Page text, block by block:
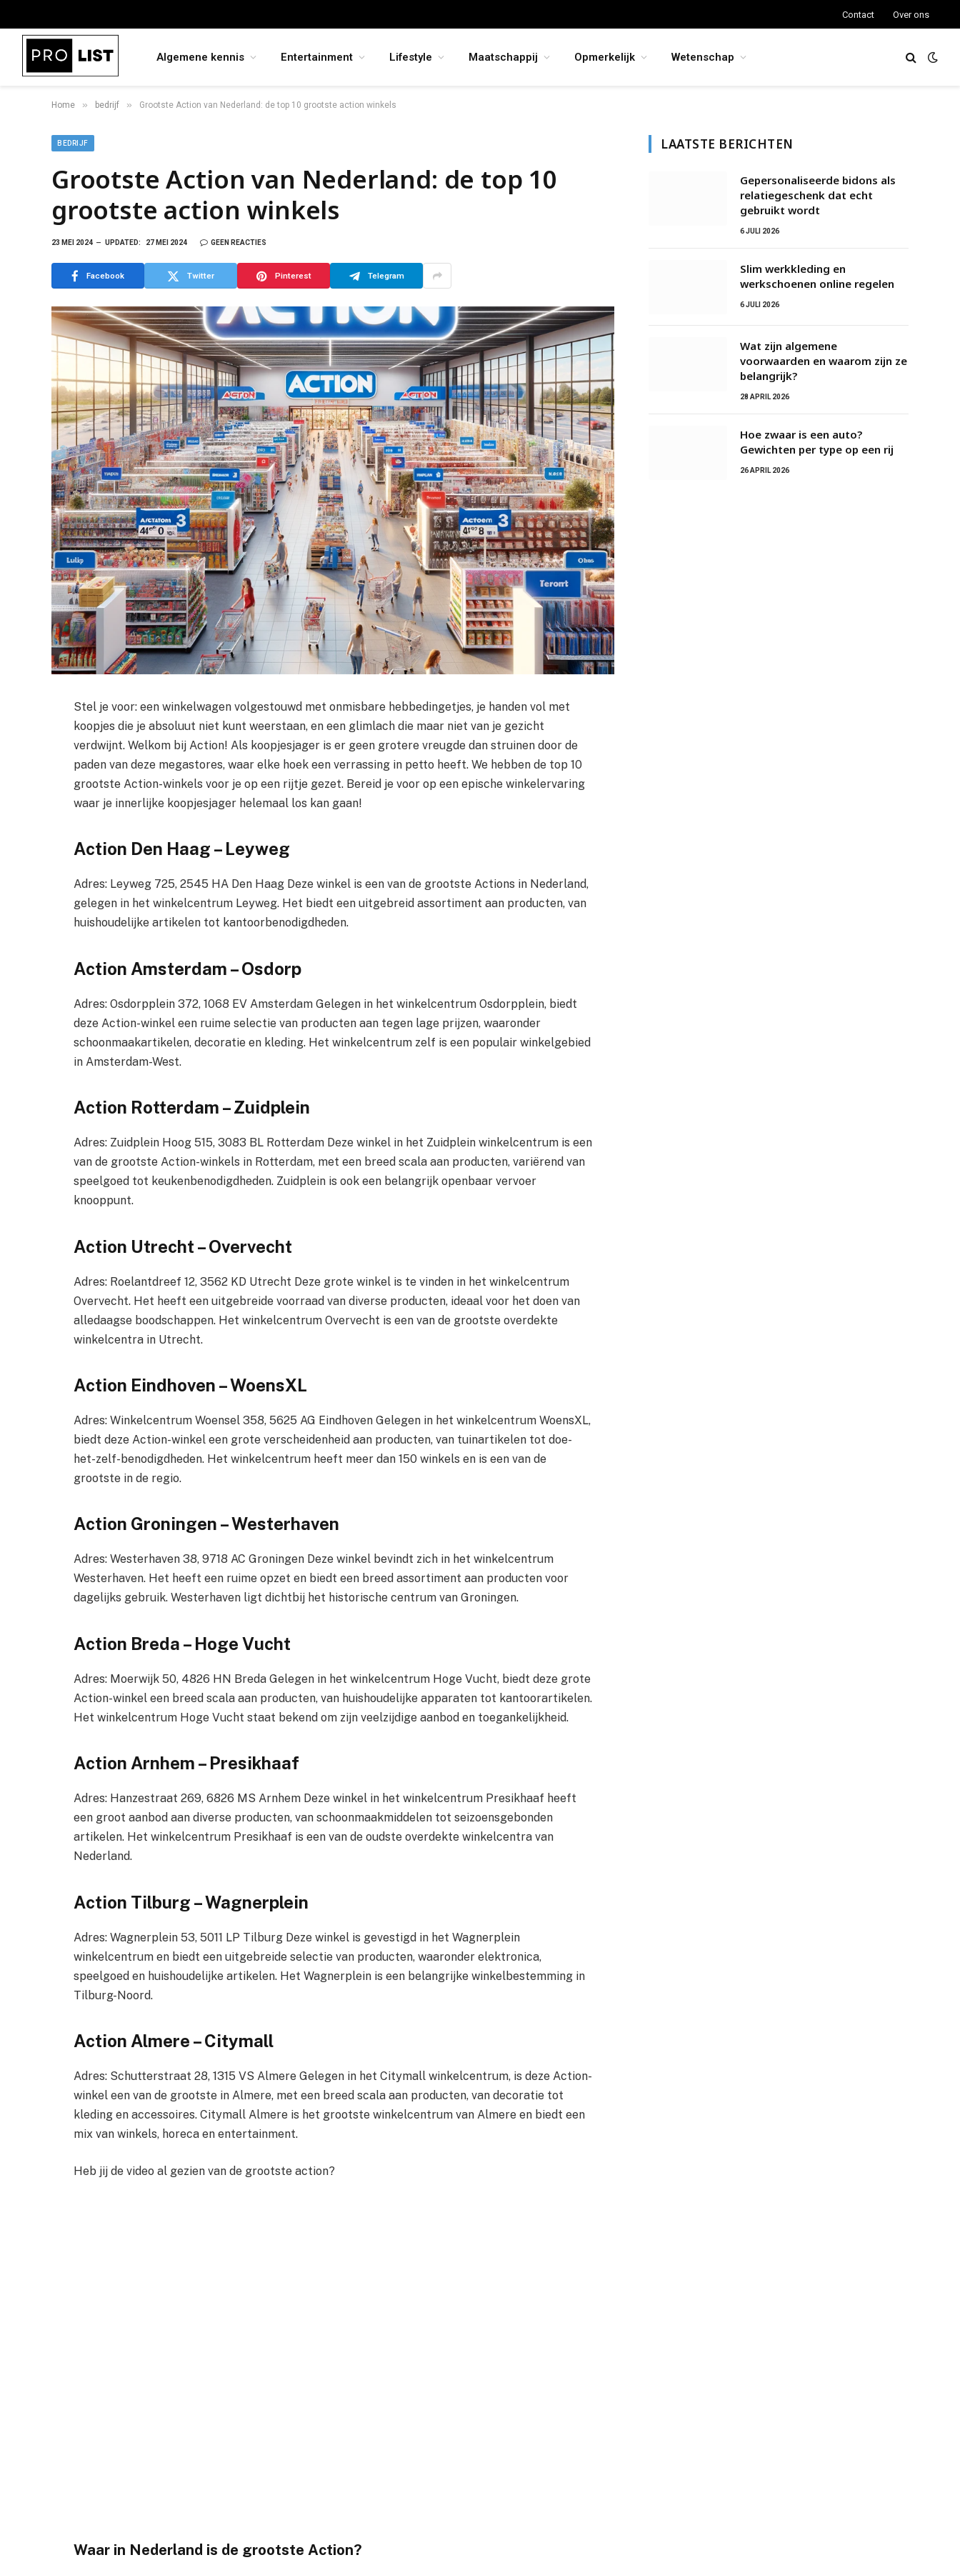
Contact Over ons
Algemene kennis Entertainment Lifestyle Maatschappij Opmerkelijk Wetenschap
Home » bedrijf » Grootste Action van Nederland: de top 10 grootste action winkels
BEDRIJF
Grootste Action van Nederland: de top 10
grootste action winkels
23 MEI 2024 UPDATED: 27 MEI 2024 GEEN REACTIES
Facebook Twitter Pinterest Telegram
Stel je voor: een winkelwagen volgestouwd met onmisbare hebbedingetjes, je handen vol met
koopjes die je absoluut niet kunt weerstaan, en een glimlach die maar niet van je gezicht
verdwijnt. Welkom bij Action! Als koopjesjager is er geen grotere vreugde dan struinen door de
paden van deze megastores, waar elke hoek een verrassing in petto heeft. We hebben de top 10
grootste Action-winkels voor je op een rijtje gezet. Bereid je voor op een epische winkelervaring
waar je innerlijke koopjesjager helemaal los kan gaan!
Action Den Haag – Leyweg
Adres: Leyweg 725, 2545 HA Den Haag Deze winkel is een van de grootste Actions in Nederland,
gelegen in het winkelcentrum Leyweg. Het biedt een uitgebreid assortiment aan producten, van
huishoudelijke artikelen tot kantoorbenodigdheden.
Action Amsterdam – Osdorp
Adres: Osdorpplein 372, 1068 EV Amsterdam Gelegen in het winkelcentrum Osdorpplein, biedt
deze Action-winkel een ruime selectie van producten aan tegen lage prijzen, waaronder
schoonmaakartikelen, decoratie en kleding. Het winkelcentrum zelf is een populair winkelgebied
in Amsterdam-West.
Action Rotterdam – Zuidplein
Adres: Zuidplein Hoog 515, 3083 BL Rotterdam Deze winkel in het Zuidplein winkelcentrum is een
van de grootste Action-winkels in Rotterdam, met een breed scala aan producten, variërend van
speelgoed tot keukenbenodigdheden. Zuidplein is ook een belangrijk openbaar vervoer
knooppunt.
Action Utrecht – Overvecht
Adres: Roelantdreef 12, 3562 KD Utrecht Deze grote winkel is te vinden in het winkelcentrum
Overvecht. Het heeft een uitgebreide voorraad van diverse producten, ideaal voor het doen van
alledaagse boodschappen. Het winkelcentrum Overvecht is een van de grootste overdekte
winkelcentra in Utrecht.
Action Eindhoven – WoensXL
Adres: Winkelcentrum Woensel 358, 5625 AG Eindhoven Gelegen in het winkelcentrum WoensXL,
biedt deze Action-winkel een grote verscheidenheid aan producten, van tuinartikelen tot doe-
het-zelf-benodigdheden. Het winkelcentrum heeft meer dan 150 winkels en is een van de
grootste in de regio.
Action Groningen – Westerhaven
Adres: Westerhaven 38, 9718 AC Groningen Deze winkel bevindt zich in het winkelcentrum
Westerhaven. Het heeft een ruime opzet en biedt een breed assortiment aan producten voor
dagelijks gebruik. Westerhaven ligt dichtbij het historische centrum van Groningen.
Action Breda – Hoge Vucht
Adres: Moerwijk 50, 4826 HN Breda Gelegen in het winkelcentrum Hoge Vucht, biedt deze grote
Action-winkel een breed scala aan producten, van huishoudelijke apparaten tot kantoorartikelen.
Het winkelcentrum Hoge Vucht staat bekend om zijn veelzijdige aanbod en toegankelijkheid.
Action Arnhem – Presikhaaf
Adres: Hanzestraat 269, 6826 MS Arnhem Deze winkel in het winkelcentrum Presikhaaf heeft
een groot aanbod aan diverse producten, van schoonmaakmiddelen tot seizoensgebonden
artikelen. Het winkelcentrum Presikhaaf is een van de oudste overdekte winkelcentra van
Nederland.
Action Tilburg – Wagnerplein
Adres: Wagnerplein 53, 5011 LP Tilburg Deze winkel is gevestigd in het Wagnerplein
winkelcentrum en biedt een uitgebreide selectie van producten, waaronder elektronica,
speelgoed en huishoudelijke artikelen. Het Wagnerplein is een belangrijke winkelbestemming in
Tilburg-Noord.
Action Almere – Citymall
Adres: Schutterstraat 28, 1315 VS Almere Gelegen in het Citymall winkelcentrum, is deze Action-
winkel een van de grootste in Almere, met een breed scala aan producten, van decoratie tot
kleding en accessoires. Citymall Almere is het grootste winkelcentrum van Almere en biedt een
mix van winkels, horeca en entertainment.
Heb jij de video al gezien van de grootste action?
Waar in Nederland is de grootste Action?
LAATSTE BERICHTEN
Gepersonaliseerde bidons als
relatiegeschenk dat echt
gebruikt wordt
6 JULI 2026
Slim werkkleding en
werkschoenen online regelen
6 JULI 2026
Wat zijn algemene
voorwaarden en waarom zijn ze
belangrijk?
28 APRIL 2026
Hoe zwaar is een auto?
Gewichten per type op een rij
26 APRIL 2026